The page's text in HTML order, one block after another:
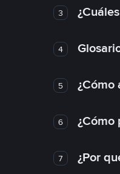
3
4
5 ¿Cómo
6 ¿Cómo
7 ¿Por